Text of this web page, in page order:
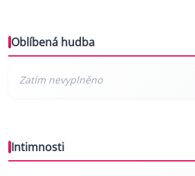
Oblíbená hudba
Intimnosti